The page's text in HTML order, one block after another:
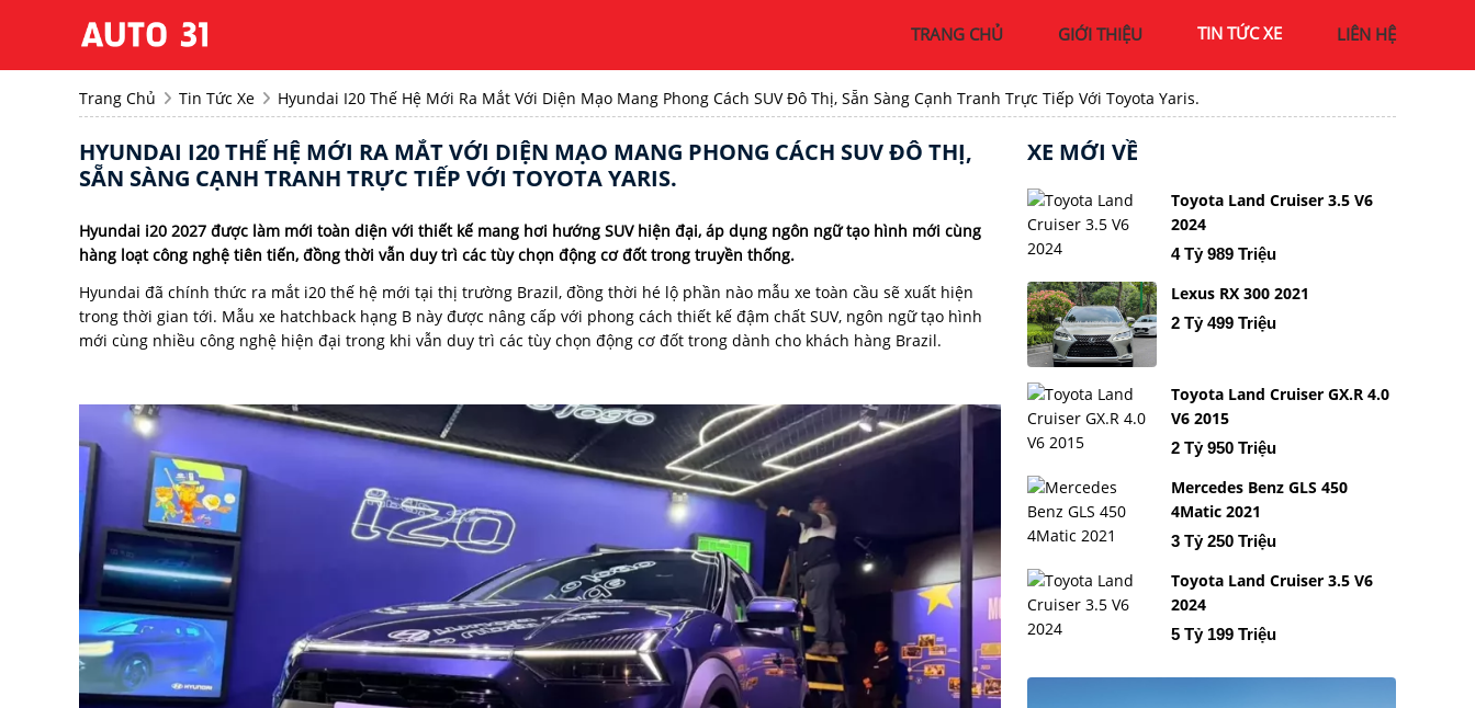
TRANG CHỦ GIỚI THIỆU TIN TỨC XE LIÊN HỆ
Trang Chủ Tin Tức Xe Hyundai I20 Thế Hệ Mới Ra Mắt Với Diện Mạo Mang Phong Cách SUV Đô Thị, Sẵn Sàng Cạnh Tranh Trực Tiếp Với Toyota Yaris.
HYUNDAI I20 THẾ HỆ MỚI RA MẮT VỚI DIỆN MẠO MANG PHONG CÁCH SUV ĐÔ THỊ,
SẴN SÀNG CẠNH TRANH TRỰC TIẾP VỚI TOYOTA YARIS.
Hyundai i20 2027 được làm mới toàn diện với thiết kế mang hơi hướng SUV hiện đại, áp dụng ngôn ngữ tạo hình mới cùng
hàng loạt công nghệ tiên tiến, đồng thời vẫn duy trì các tùy chọn động cơ đốt trong truyền thống.
Hyundai đã chính thức ra mắt i20 thế hệ mới tại thị trường Brazil, đồng thời hé lộ phần nào mẫu xe toàn cầu sẽ xuất hiện
trong thời gian tới. Mẫu xe hatchback hạng B này được nâng cấp với phong cách thiết kế đậm chất SUV, ngôn ngữ tạo hình
mới cùng nhiều công nghệ hiện đại trong khi vẫn duy trì các tùy chọn động cơ đốt trong dành cho khách hàng Brazil.
XE MỚI VỀ
Toyota Land Cruiser 3.5 V6
2024
4 Tỷ 989 Triệu
Lexus RX 300 2021
2 Tỷ 499 Triệu
Toyota Land Cruiser GX.R 4.0
V6 2015
2 Tỷ 950 Triệu
Mercedes Benz GLS 450
4Matic 2021
3 Tỷ 250 Triệu
Toyota Land Cruiser 3.5 V6
2024
5 Tỷ 199 Triệu